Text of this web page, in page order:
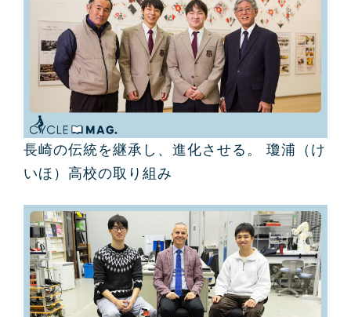
長崎の伝統を継承し、進化させる。 瓊浦（け
いほ）高校の取り組み